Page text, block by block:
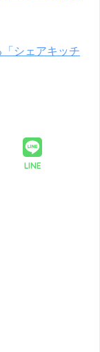
シェアキッチ
LINE